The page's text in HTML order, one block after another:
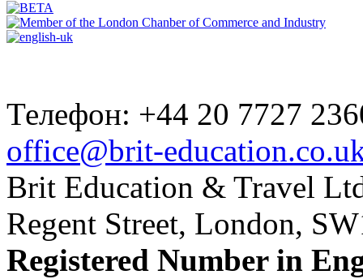
Телефон: +44 20 7727
office@brit-
Brit Education & Travel
Regent Street, London,
Registered Number in